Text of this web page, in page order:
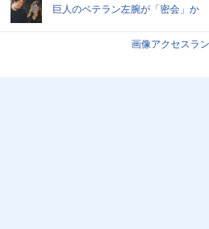
巨人のベテラン左腕が「密会」か
画像アクセスラ